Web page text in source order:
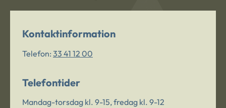
Kontaktinformation
Telefon: 33 41 12 00
Telefontider
Mandag-torsdag kl. 9-15, fredag kl. 9-12